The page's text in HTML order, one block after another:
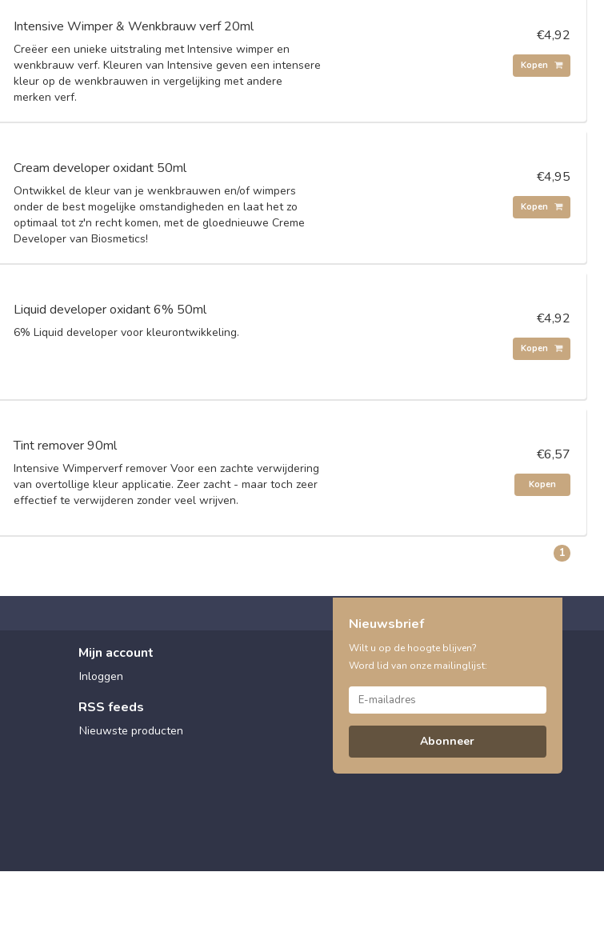
Intensive Wimper & Wenkbrauw verf 20ml
Creëer een unieke uitstraling met Intensive wimper en
wenkbrauw verf. Kleuren van Intensive geven een intensere
kleur op de wenkbrauwen in vergelijking met andere
merken verf.
€4,92
Kopen
Cream developer oxidant 50ml
Ontwikkel de kleur van je wenkbrauwen en/of wimpers
onder de best mogelijke omstandigheden en laat het zo
optimaal tot z'n recht komen, met de gloednieuwe Creme
Developer van Biosmetics!
€4,95
Kopen
Liquid developer oxidant 6% 50ml
6% Liquid developer voor kleurontwikkeling.
€4,92
Kopen
Tint remover 90ml
Intensive Wimperverf remover Voor een zachte verwijdering
van overtollige kleur applicatie. Zeer zacht - maar toch zeer
effectief te verwijderen zonder veel wrijven.
€6,57
Kopen
1
Mijn account
Inloggen
RSS feeds
Nieuwste producten
Nieuwsbrief
Wilt u op de hoogte blijven?
Word lid van onze mailinglijst:
Abonneer